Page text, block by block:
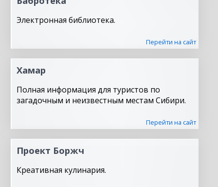
Электронная библиотека.
Перейти на сайт
Хамар
Полная информация для туристов по
загадочным и неизвестным местам Сибири.
Перейти на сайт
Проект Боржч
Креативная кулинария.